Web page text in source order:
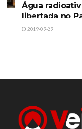
Água
libertada no
2019-09-29